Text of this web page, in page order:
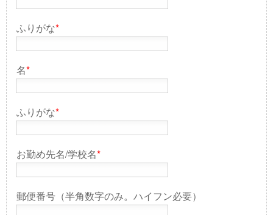
ふりがな*
名*
ふりがな*
お勤め先名/学校名*
郵便番号（半角数字のみ。ハイフン必要）